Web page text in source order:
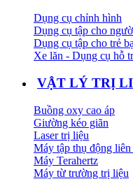
Dụng cụ chỉnh hình
Dụng cụ tập cho
Dụng cụ tập cho trẻ
Xe lăn - Dụng cụ hỗ
VẬT LÝ TRỊ
Buồng oxy cao áp
Giường kéo giãn
Laser trị liệu
Máy tập thụ động
Máy Terahertz
Máy từ trường trị liệu